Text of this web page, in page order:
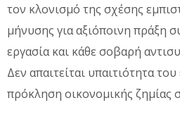
τον κλονισμό της σχέσης
μήνυσης για αξιόποινη πράξη
εργασία και κάθε σοβαρή
Δεν απαιτείται υπαιτιότητα
πρόκληση οικονομικής ζημίας